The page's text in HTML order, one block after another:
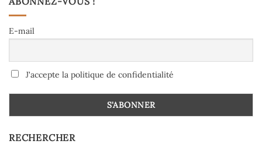
E-mail
J'accepte la politique de confidentialité
RECHERCHER